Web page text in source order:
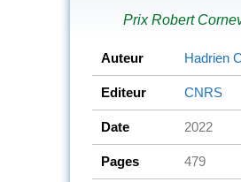
Prix Robert
Auteur Hadrien
Editeur CNRS
Date 2022
Pages 479